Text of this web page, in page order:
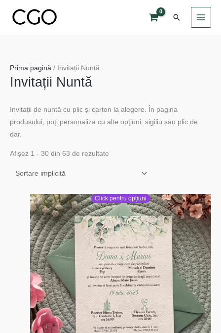
Search
Prima pagină / Invitații Nuntă
Invitații Nuntă
Invitații de nuntă cu plic și carton la alegere. În pagina
produsului, poți personaliza cu alte opțiuni: sigiliu sau plic de
dar.
Afișez 1 - 30 din 63 de rezultate
Click pentru opțiuni